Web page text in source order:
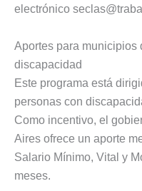
electrónico
Aportes para municipios
discapacidad
Este programa está
personas con
Como incentivo, el
Aires ofrece un aporte
Salario Mínimo, Vital y
meses.